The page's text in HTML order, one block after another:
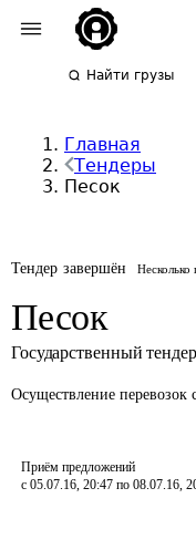
Найти грузы
Главная
Тендеры
Песок
Тендер завершён Несколько
Песок
Государственный тендер
Осуществление перевозок
Приём предложений
с 05.07.16, 20:47 по 08.07.16,